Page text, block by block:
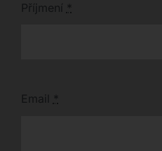
Příjmení *
Email *